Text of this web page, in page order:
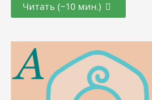
продукцию или услуги, находить
себя тексты, графические…
Читать (~10 мин.)